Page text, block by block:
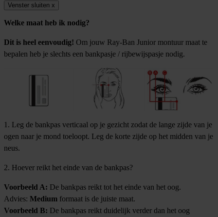
Venster sluiten x
Welke maat heb ik nodig?
Dit is heel eenvoudig! Om jouw Ray-Ban Junior montuur maat te
bepalen heb je slechts een bankpasje / rijbewijspasje nodig.
1. Leg de bankpas verticaal op je gezicht zodat de lange zijde van je
ogen naar je mond toeloopt. Leg de korte zijde op het midden van je
neus.
2. Hoever reikt het einde van de bankpas?
Voorbeeld A: De bankpas reikt tot het einde van het oog.
Advies: Medium formaat is de juiste maat.
Voorbeeld B: De bankpas reikt duidelijk verder dan het oog